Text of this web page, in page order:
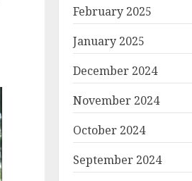
February 2025
January 2025
December 2024
November 2024
October 2024
September 2024